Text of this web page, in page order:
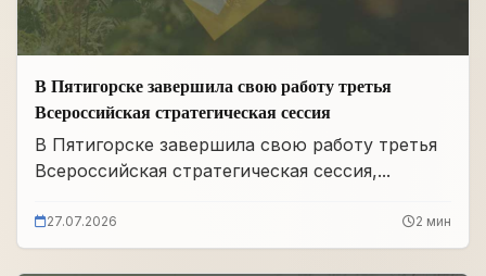
В Пятигорске завершила свою работу третья
Всероссийская стратегическая сессия
В Пятигорске завершила свою работу третья
Всероссийская стратегическая сессия,...
27.07.2026 2 мин